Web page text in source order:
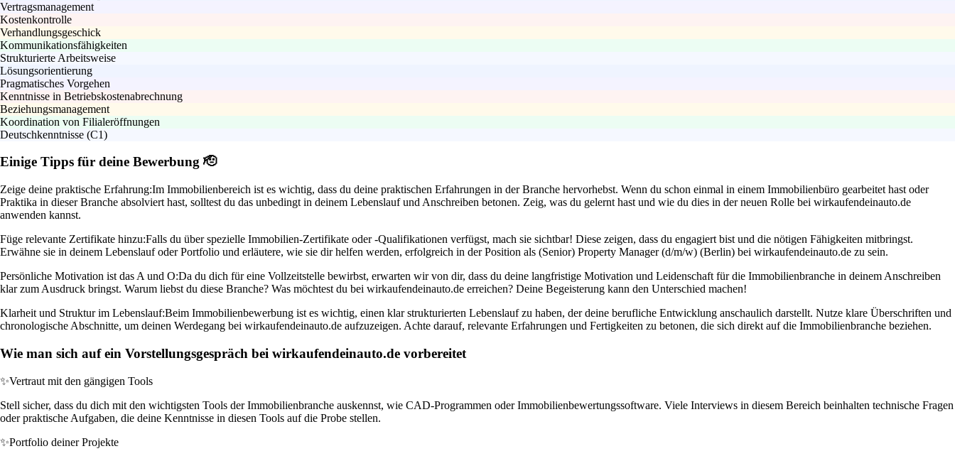
Vertragsmanagement
Kostenkontrolle
Verhandlungsgeschick
Kommunikationsfähigkeiten
Strukturierte Arbeitsweise
Lösungsorientierung
Pragmatisches Vorgehen
Kenntnisse in Betriebskostenabrechnung
Beziehungsmanagement
Koordination von Filialeröffnungen
Deutschkenntnisse (C1)
Einige Tipps für deine Bewerbung 🫡
Zeige deine praktische Erfahrung:Im Immobilienbereich ist es wichtig, dass du deine praktischen Erfahrungen in der Branche hervorhebst. Wenn du schon einmal in einem Immobilienbüro gearbeitet hast oder
Praktika in dieser Branche absolviert hast, solltest du das unbedingt in deinem Lebenslauf und Anschreiben betonen. Zeig, was du gelernt hast und wie du dies in der neuen Rolle bei wirkaufendeinauto.de
anwenden kannst.
Füge relevante Zertifikate hinzu:Falls du über spezielle Immobilien-Zertifikate oder -Qualifikationen verfügst, mach sie sichtbar! Diese zeigen, dass du engagiert bist und die nötigen Fähigkeiten mitbringst.
Erwähne sie in deinem Lebenslauf oder Portfolio und erläutere, wie sie dir helfen werden, erfolgreich in der Position als (Senior) Property Manager (d/m/w) (Berlin) bei wirkaufendeinauto.de zu sein.
Persönliche Motivation ist das A und O:Da du dich für eine Vollzeitstelle bewirbst, erwarten wir von dir, dass du deine langfristige Motivation und Leidenschaft für die Immobilienbranche in deinem Anschreiben
klar zum Ausdruck bringst. Warum liebst du diese Branche? Was möchtest du bei wirkaufendeinauto.de erreichen? Deine Begeisterung kann den Unterschied machen!
Klarheit und Struktur im Lebenslauf:Beim Immobilienbewerbung ist es wichtig, einen klar strukturierten Lebenslauf zu haben, der deine berufliche Entwicklung anschaulich darstellt. Nutze klare Überschriften und
chronologische Abschnitte, um deinen Werdegang bei wirkaufendeinauto.de aufzuzeigen. Achte darauf, relevante Erfahrungen und Fertigkeiten zu betonen, die sich direkt auf die Immobilienbranche beziehen.
Wie man sich auf ein Vorstellungsgespräch bei wirkaufendeinauto.de vorbereitet
✨Vertraut mit den gängigen Tools
Stell sicher, dass du dich mit den wichtigsten Tools der Immobilienbranche auskennst, wie CAD-Programmen oder Immobilienbewertungssoftware. Viele Interviews in diesem Bereich beinhalten technische Fragen
oder praktische Aufgaben, die deine Kenntnisse in diesen Tools auf die Probe stellen.
✨Portfolio deiner Projekte